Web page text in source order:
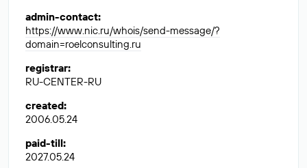
admin-contact:
https://www.nic.ru/whois/send-message/?
domain=roelconsulting.ru
registrar:
RU-CENTER-RU
created:
2006.05.24
paid-till:
2027.05.24